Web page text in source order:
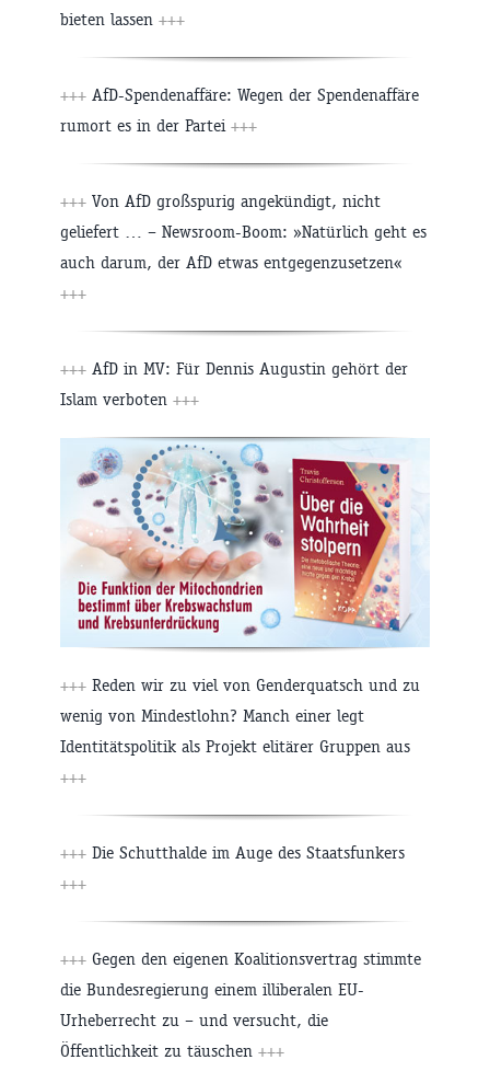
bieten lassen +++
+++ AfD-Spendenaffäre: Wegen der Spendenaffäre
rumort es in der Partei +++
+++ Von AfD großspurig angekündigt, nicht
geliefert … – Newsroom-Boom: »Natürlich geht es
auch darum, der AfD etwas entgegenzusetzen«
+++
+++ AfD in MV: Für Dennis Augustin gehört der
Islam verboten +++
+++ Reden wir zu viel von Genderquatsch und zu
wenig von Mindestlohn? Manch einer legt
Identitätspolitik als Projekt elitärer Gruppen aus
+++
+++ Die Schutthalde im Auge des Staatsfunkers
+++
+++ Gegen den eigenen Koalitionsvertrag stimmte
die Bundesregierung einem illiberalen EU-
Urheberrecht zu – und versucht, die
Öffentlichkeit zu täuschen +++